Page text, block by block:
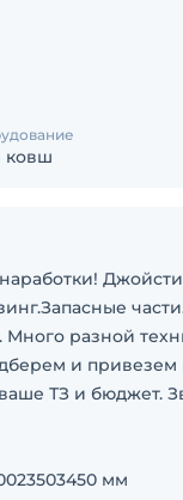
ковш
Много разной
и привезем
ТЗ и бюджет.
мм